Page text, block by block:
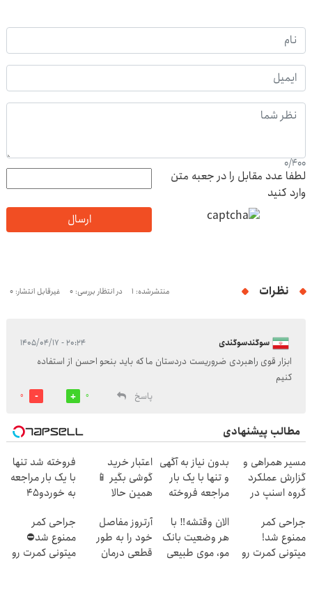
0/400
لطفا عدد مقابل را در جعبه متن
وارد کنید
ارسال
نظرات منتشرشده: 1 در انتظار بررسی: 0 غیرقابل انتشار: 0
سوگندسوگندی ۲۰:۲۴ - ۱۴۰۵/۰۴/۱۷
ابزار قوی راهبردی ضروريست دردستان ما که باید بنحو احسن از استفاده
کنیم
پاسخ
0
0
مطالب پیشنهادی
مسیر همراهی و
گزارش عملکرد
گروه اسنپ در
بدون نیاز به آگهی
و تنها با یک بار
مراجعه فروخته
اعتبار خرید
گوشی بگیر 📱
همین حالا
بده 🎯
فروخته شد تنها
با یک بار مراجعه
به خوردو45
جراحی کمر
ممنوع شد!
میتونی کمرت رو
الان وقتشه‼️ با
هر وضعیت بانک
مو، موی طبیعی
آرتروز مفاصل
خود را به طور
قطعی درمان
جراحی کمر
ممنوع شد⛔
میتونی کمرت رو